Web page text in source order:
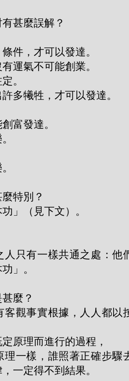
甚麼誤解？
件，才可以發達。
運氣不可能創業。
。
多犧牲，才可以發達。
富發達。
特別？
」（見下文）。
人只有一樣共通之處：他
」。
麼？
客觀事實根據，人人都以
原理而進行的過程，
理一樣，誰照著正確步驟
一定得不到結果。